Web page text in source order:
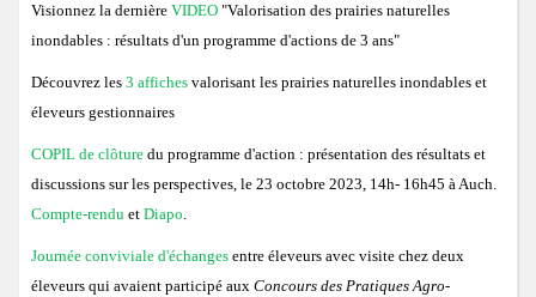
Visionnez la dernière VIDEO "Valorisation des prairies naturelles
inondables : résultats d'un programme d'actions de 3 ans"
Découvrez les 3 affiches valorisant les prairies naturelles inondables et
éleveurs gestionnaires
COPIL de clôture du programme d'action : présentation des résultats et
discussions sur les perspectives, le 23 octobre 2023, 14h- 16h45 à Auch.
Compte-rendu et Diapo.
Journée conviviale d'échanges entre éleveurs avec visite chez deux
éleveurs qui avaient participé aux Concours des Pratiques Agro-